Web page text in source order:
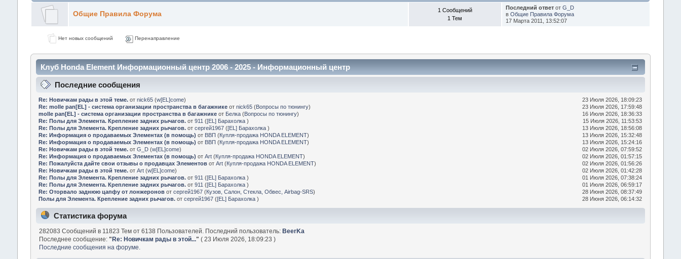
Общие Правила Форума
1 Сообщений
1 Тем
Последний ответ отG_D
вОбщие Правила Форума
17 Марта 2011, 13:52:07
Нет новых сообщений Перенаправление
Клуб Honda Element Информационный центр 2006 - 2025 - Информационный центр
Последние сообщения
Re: Новичкам рады в этой теме. отnick65 (w[EL]come)
23 Июля 2026, 18:09:23
Re: molle pan[EL] - система организации пространства в багажнике отnick65 (Вопросы по тюнингу)
23 Июля 2026, 17:59:48
molle pan[EL] - система организации пространства в багажнике от Белка (Вопросы по тюнингу)
16 Июля 2026, 18:36:33
Re: Полы для Элемента. Крепление задних рычагов. от911 ([EL] Барахолка)
15 Июля 2026, 11:53:53
Re: Полы для Элемента. Крепление задних рычагов. отсергей1967 ([EL] Барахолка)
13 Июля 2026, 18:56:08
Re: Информация о продаваемых Элементах (в помощь) от ВВП (Купля-продажа HONDA ELEMENT)
13 Июля 2026, 15:32:48
Re: Информация о продаваемых Элементах (в помощь) от ВВП (Купля-продажа HONDA ELEMENT)
13 Июля 2026, 15:24:16
Re: Новичкам рады в этой теме. отG_D (w[EL]come)
02 Июля 2026, 07:59:52
Re: Информация о продаваемых Элементах (в помощь) отArt (Купля-продажа HONDA ELEMENT)
02 Июля 2026, 01:57:15
Re: Пожалуйста дайте свои отзывы о продавцах Элементов отArt (Купля-продажа HONDA ELEMENT)
02 Июля 2026, 01:56:26
Re: Новичкам рады в этой теме. отArt (w[EL]come)
02 Июля 2026, 01:42:28
Re: Полы для Элемента. Крепление задних рычагов. от911 ([EL] Барахолка)
01 Июля 2026, 07:38:24
Re: Полы для Элемента. Крепление задних рычагов. от911 ([EL] Барахолка)
01 Июля 2026, 06:59:17
Re: Оторвало заднюю цапфу от лонжеронов отсергей1967 (Кузов, Салон, Стекла, Обвес, Airbag-SRS)
28 Июня 2026, 08:37:49
Полы для Элемента. Крепление задних рычагов. отсергей1967 ([EL] Барахолка) 28 Июня 2026, 06:14:32
Статистика форума
282083 Сообщений в 11823 Тем от 6138 Пользователей. Последний пользователь: BeerKa
Последнее сообщение: " Re: Новичкам рады в этой..." ( 23 Июля 2026, 18:09:23 )
Последние сообщения на форуме.